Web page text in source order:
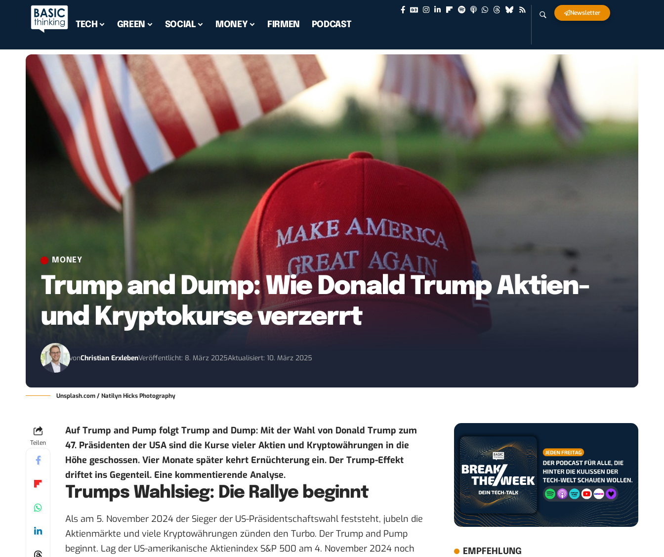
TECH GREEN SOCIAL MONEY FIRMEN PODCAST
Newsletter
MONEY
Trump and Dump: Wie Donald Trump Aktien-
und Kryptokurse verzerrt
vonChristian ErxlebenVeröffentlicht: 8. März 2025Aktualisiert: 10. März 2025
Unsplash.com / Natilyn Hicks Photography
Teilen
Auf Trump and Pump folgt Trump and Dump: Mit der Wahl von Donald Trump zum
47. Präsidenten der USA sind die Kurse vieler Aktien und Kryptowährungen in die
Höhe geschossen. Vier Monate später kehrt Ernüchterung ein. Der Trump-Effekt
driftet ins Gegenteil. Eine kommentierende Analyse.
Trumps Wahlsieg: Die Rallye beginnt
Als am 5. November 2024 der Sieger der US-Präsidentschaftswahl feststeht, jubeln die
Aktienmärkte und viele Kryptowährungen zünden den Turbo. Der Trump and Pump
beginnt. Lag der US-amerikanische Aktienindex S&P 500 am 4. November 2024 noch
EMPFEHLUNG